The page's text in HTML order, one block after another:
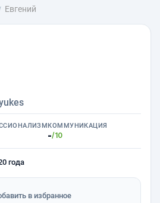
Евгений
КОММУНИКАЦИЯ
-/10
года
в избранное